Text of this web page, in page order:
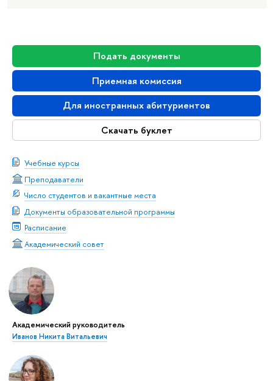
Подать документы
Приемная комиссия
Для иностранных абитуриентов
Скачать буклет
Учебные курсы
Преподаватели
Число студентов и вакантные места
Документы образовательной программы
Расписание
Академический совет
Академический руководитель
Иванов Никита Витальевич